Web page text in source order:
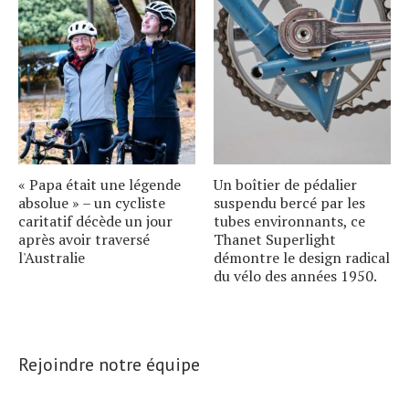
« Papa était une légende
absolue » – un cycliste
caritatif décède un jour
après avoir traversé
l'Australie
Un boîtier de pédalier
suspendu bercé par les
tubes environnants, ce
Thanet Superlight
démontre le design radical
du vélo des années 1950.
Rejoindre notre équipe